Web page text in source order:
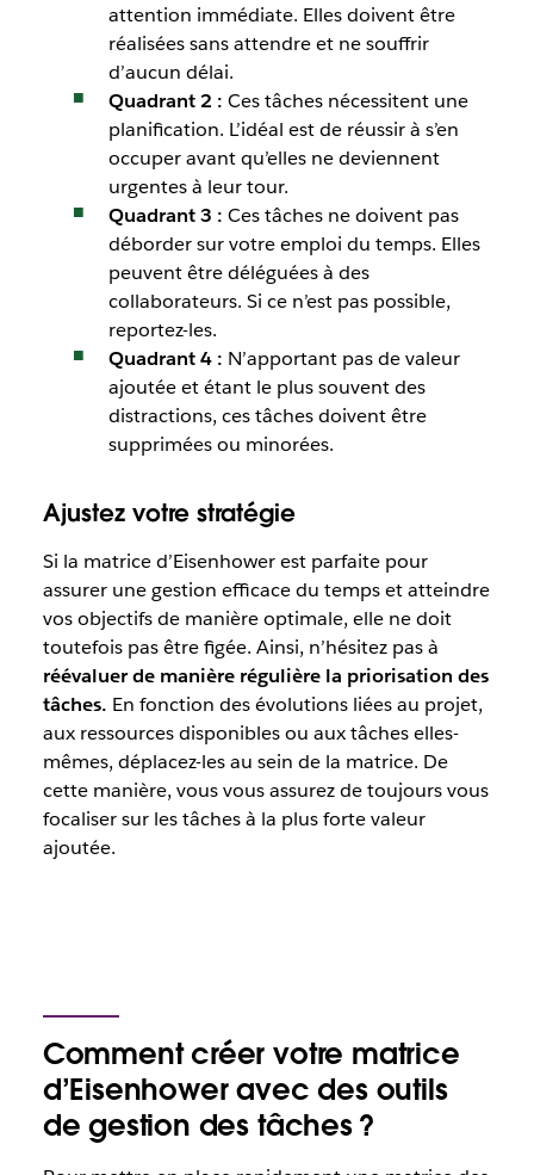
attention immédiate. Elles doivent être
réalisées sans attendre et ne souffrir
d’aucun délai.
Quadrant 2 : Ces tâches nécessitent une
planification. L’idéal est de réussir à s’en
occuper avant qu’elles ne deviennent
urgentes à leur tour.
Quadrant 3 : Ces tâches ne doivent pas
déborder sur votre emploi du temps. Elles
peuvent être déléguées à des
collaborateurs. Si ce n’est pas possible,
reportez-les.
Quadrant 4 : N’apportant pas de valeur
ajoutée et étant le plus souvent des
distractions, ces tâches doivent être
supprimées ou minorées.
Ajustez votre stratégie
Si la matrice d’Eisenhower est parfaite pour
assurer une gestion efficace du temps et atteindre
vos objectifs de manière optimale, elle ne doit
toutefois pas être figée. Ainsi, n’hésitez pas à
réévaluer de manière régulière la priorisation des
tâches. En fonction des évolutions liées au projet,
aux ressources disponibles ou aux tâches elles-
mêmes, déplacez-les au sein de la matrice. De
cette manière, vous vous assurez de toujours vous
focaliser sur les tâches à la plus forte valeur
ajoutée.
Comment créer votre matrice
d’Eisenhower avec des outils
de gestion des tâches ?